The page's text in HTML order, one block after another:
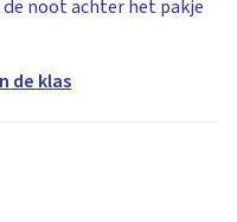
noot achter het pakje
de klas